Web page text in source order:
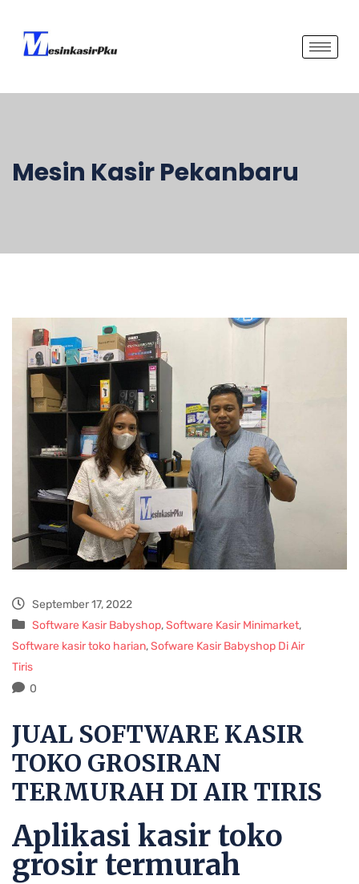
Mesin Kasir Pekanbaru
September 17, 2022
Software Kasir Babyshop,Software Kasir Minimarket,
Software kasir toko harian,Sofware Kasir Babyshop Di Air
Tiris
0
JUAL SOFTWARE KASIR
TOKO GROSIRAN
TERMURAH DI AIR TIRIS
Aplikasi kasir toko
grosir termurah